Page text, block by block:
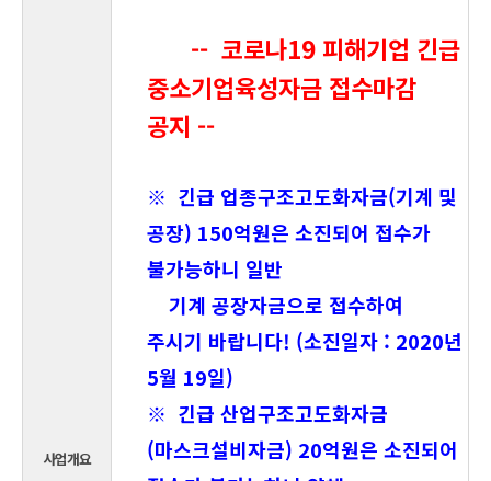
사업개요
-- 코로나19 피해기업 긴급
중소기업육성자금 접수마감
공지 --
※ 긴급 업종구조고도화자금(기계 및
공장) 150억원은 소진되어 접수가
불가능하니 일반
기계 공장자금으로 접수하여
주시기 바랍니다! (소진일자 : 2020년
5월 19일)
※ 긴급 산업구조고도화자금
(마스크설비자금) 20억원은 소진되어